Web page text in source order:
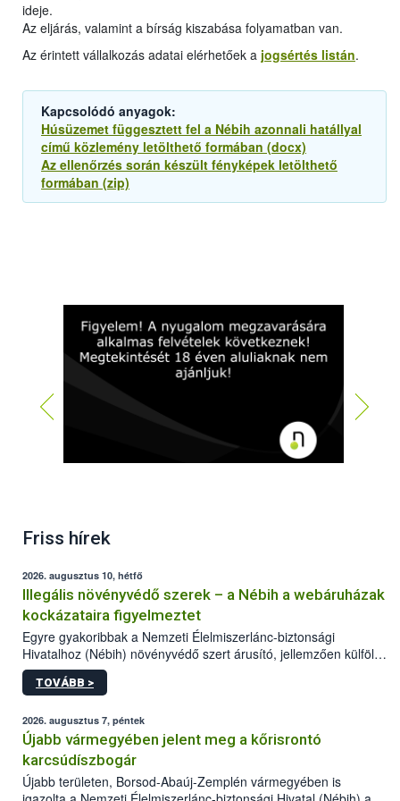
ideje.
Az eljárás, valamint a bírság kiszabása folyamatban van.
Az érintett vállalkozás adatai elérhetőek a jogsértés listán.
Kapcsolódó anyagok:
Húsüzemet függesztett fel a Nébih azonnali hatállyal
című közlemény letölthető formában (docx)
Az ellenőrzés során készült fényképek letölthető
formában (zip)
Friss hírek
2026. augusztus 10, hétfő
Illegális növényvédő szerek – a Nébih a webáruházak
kockázataira figyelmeztet
Egyre gyakoribbak a Nemzeti Élelmiszerlánc-biztonsági
Hivatalhoz (Nébih) növényvédő szert árusító, jellemzően külföldi
honlapok kapcsán érkező bejelentések. Emellett az ilyen
termékeket kínáló kéretlen online reklámok mennyisége is
összegyűjtötte az illegális növényvédő szerek kapcsán
előforduló árulkodó jeleket, valamint a webáruházakból való
vásárlás kockázatait.
TOVÁBB >
2026. augusztus 7, péntek
Újabb vármegyében jelent meg a kőrisrontó
karcsúdíszbogár
Újabb területen, Borsod-Abaúj-Zemplén vármegyében is